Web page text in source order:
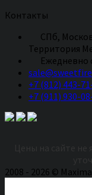
Контакты
СПб,
Территория
Eжедневно
+7 (812) 443-
+7 (911) 930-
2008 - 2026 ©